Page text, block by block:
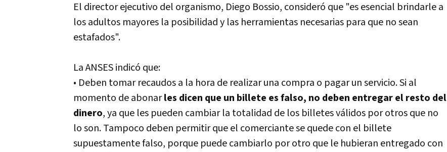
El director ejecutivo del organismo, Diego Bossio, consideró que "es esencial brindarle a
los adultos mayores la posibilidad y las herramientas necesarias para que no sean
estafados".
La ANSES indicó que:
• Deben tomar recaudos a la hora de realizar una compra o pagar un servicio. Si al
momento de abonarles dicen que un billete es falso, no deben entregar el resto del
dinero, ya que les pueden cambiar la totalidad de los billetes válidos por otros que no
lo son. Tampoco deben permitir que el comerciante se quede con el billete
supuestamente falso, porque puede cambiarlo por otro que le hubieran entregado con